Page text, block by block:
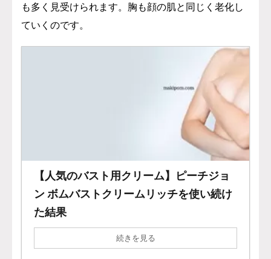
も多く見受けられます。 胸も顔の肌と同じく老化し
ていくのです。
【人気のバスト用クリーム】ピーチジョ
ン ボムバストクリームリッチを使い続け
た結果
続きを見る